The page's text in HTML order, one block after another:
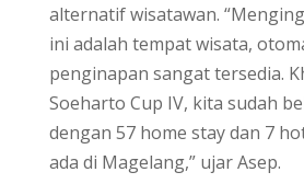
alternatif wisatawan.
ini adalah tempat wisata,
penginapan sangat tersedia.
Soeharto Cup IV, kita sudah
dengan 57 home stay dan 7
ada di Magelang,” ujar Asep.